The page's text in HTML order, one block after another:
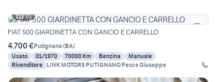
30
FIAT 500 GIARDINETTA CON GANCIO E CARRELLO
4.700 €Putignano(BA)
Usato
01/1970 70000 Km Benzina
Manuale
Rivenditore LINK MOTORS PUTIGNANO Pesce Giuseppe